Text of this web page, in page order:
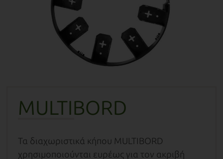
MULTIBORD
Τα διαχωριστικά κήπου MULTIBORD
χρησιμοποιούνται ευρέως για τον ακριβή